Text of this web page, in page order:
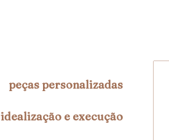
peças personalizadas
idealização e execução